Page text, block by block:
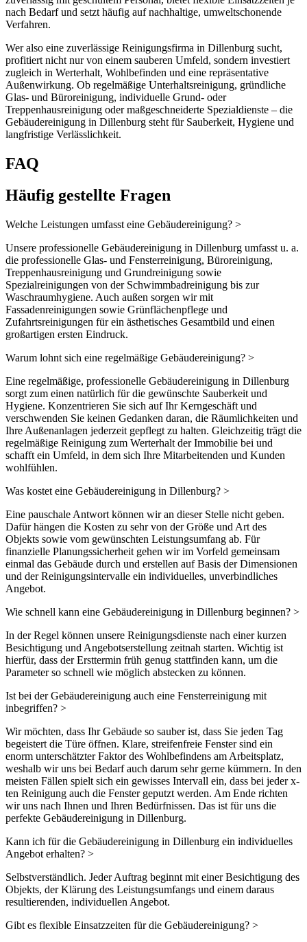
nach Bedarf und setzt häufig auf nachhaltige, umweltschonende
Verfahren.
Wer also eine zuverlässige Reinigungsfirma in Dillenburg sucht,
profitiert nicht nur von einem sauberen Umfeld, sondern investiert
zugleich in Werterhalt, Wohlbefinden und eine repräsentative
Außenwirkung. Ob regelmäßige Unterhaltsreinigung, gründliche
Glas- und Büroreinigung, individuelle Grund- oder
Treppenhausreinigung oder maßgeschneiderte Spezialdienste – die
Gebäudereinigung in Dillenburg steht für Sauberkeit, Hygiene und
langfristige Verlässlichkeit.
FAQ
Häufig gestellte Fragen
Welche Leistungen umfasst eine Gebäudereinigung? >
Unsere professionelle Gebäudereinigung in Dillenburg umfasst u. a.
die professionelle Glas- und Fensterreinigung, Büroreinigung,
Treppenhausreinigung und Grundreinigung sowie
Spezialreinigungen von der Schwimmbadreinigung bis zur
Waschraumhygiene. Auch außen sorgen wir mit
Fassadenreinigungen sowie Grünflächenpflege und
Zufahrtsreinigungen für ein ästhetisches Gesamtbild und einen
großartigen ersten Eindruck.
Warum lohnt sich eine regelmäßige Gebäudereinigung? >
Eine regelmäßige, professionelle Gebäudereinigung in Dillenburg
sorgt zum einen natürlich für die gewünschte Sauberkeit und
Hygiene. Konzentrieren Sie sich auf Ihr Kerngeschäft und
verschwenden Sie keinen Gedanken daran, die Räumlichkeiten und
Ihre Außenanlagen jederzeit gepflegt zu halten. Gleichzeitig trägt die
regelmäßige Reinigung zum Werterhalt der Immobilie bei und
schafft ein Umfeld, in dem sich Ihre Mitarbeitenden und Kunden
wohlfühlen.
Was kostet eine Gebäudereinigung in Dillenburg? >
Eine pauschale Antwort können wir an dieser Stelle nicht geben.
Dafür hängen die Kosten zu sehr von der Größe und Art des
Objekts sowie vom gewünschten Leistungsumfang ab. Für
finanzielle Planungssicherheit gehen wir im Vorfeld gemeinsam
einmal das Gebäude durch und erstellen auf Basis der Dimensionen
und der Reinigungsintervalle ein individuelles, unverbindliches
Angebot.
Wie schnell kann eine Gebäudereinigung in Dillenburg beginnen? >
In der Regel können unsere Reinigungsdienste nach einer kurzen
Besichtigung und Angebotserstellung zeitnah starten. Wichtig ist
hierfür, dass der Ersttermin früh genug stattfinden kann, um die
Parameter so schnell wie möglich abstecken zu können.
Ist bei der Gebäudereinigung auch eine Fensterreinigung mit
inbegriffen? >
Wir möchten, dass Ihr Gebäude so sauber ist, dass Sie jeden Tag
begeistert die Türe öffnen. Klare, streifenfreie Fenster sind ein
enorm unterschätzter Faktor des Wohlbefindens am Arbeitsplatz,
weshalb wir uns bei Bedarf auch darum sehr gerne kümmern. In den
meisten Fällen spielt sich ein gewisses Intervall ein, dass bei jeder x-
ten Reinigung auch die Fenster geputzt werden. Am Ende richten
wir uns nach Ihnen und Ihren Bedürfnissen. Das ist für uns die
perfekte Gebäudereinigung in Dillenburg.
Kann ich für die Gebäudereinigung in Dillenburg ein individuelles
Angebot erhalten? >
Selbstverständlich. Jeder Auftrag beginnt mit einer Besichtigung des
Objekts, der Klärung des Leistungsumfangs und einem daraus
resultierenden, individuellen Angebot.
Gibt es flexible Einsatzzeiten für die Gebäudereinigung? >